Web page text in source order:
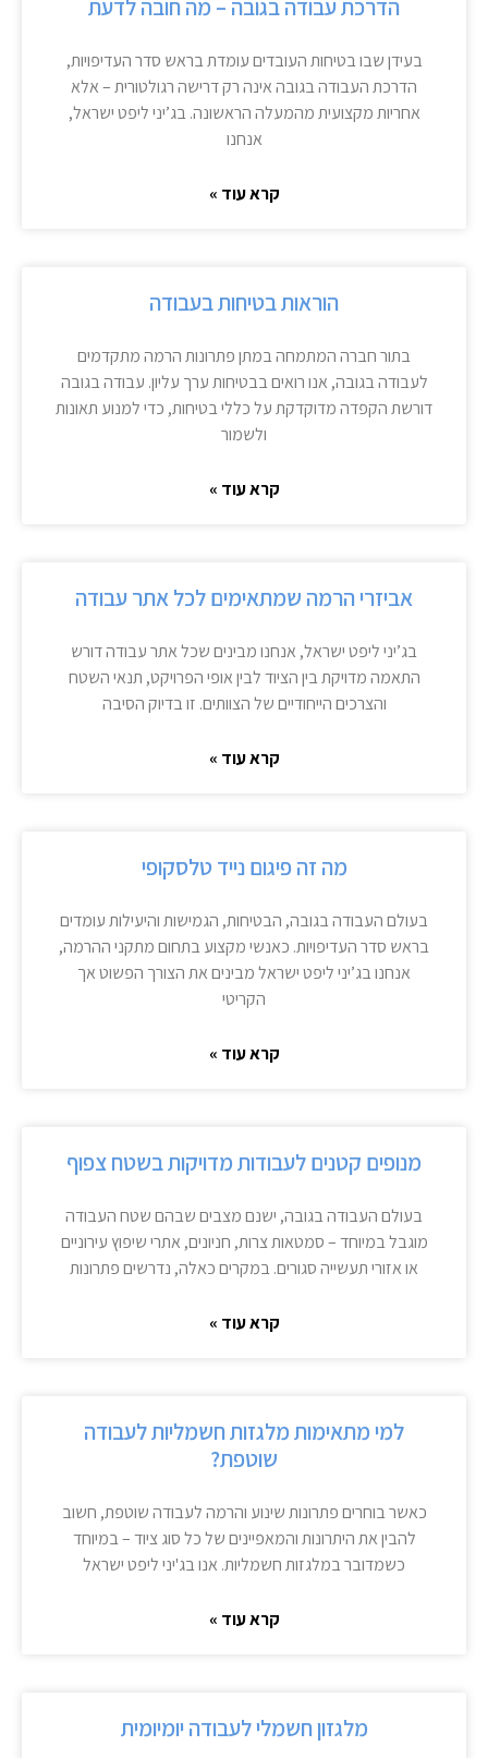
הדרכת עבודה בגובה – מה חובה לדעת
בעידן שבו בטיחות העובדים עומדת בראש סדר העדיפויות,
הדרכת העבודה בגובה אינה רק דרישה רגולטורית – אלא
אחריות מקצועית מהמעלה הראשונה. בג’יני ליפט ישראל,
אנחנו
קרא עוד »
הוראות בטיחות בעבודה
בתור חברה המתמחה במתן פתרונות הרמה מתקדמים
לעבודה בגובה, אנו רואים בבטיחות ערך עליון. עבודה בגובה
דורשת הקפדה מדוקדקת על כללי בטיחות, כדי למנוע תאונות
ולשמור
קרא עוד »
אביזרי הרמה שמתאימים לכל אתר עבודה
בג’יני ליפט ישראל, אנחנו מבינים שכל אתר עבודה דורש
התאמה מדויקת בין הציוד לבין אופי הפרויקט, תנאי השטח
והצרכים הייחודיים של הצוותים. זו בדיוק הסיבה
קרא עוד »
מה זה פיגום נייד טלסקופי
בעולם העבודה בגובה, הבטיחות, הגמישות והיעילות עומדים
בראש סדר העדיפויות. כאנשי מקצוע בתחום מתקני ההרמה,
אנחנו בג’יני ליפט ישראל מבינים את הצורך הפשוט אך
הקריטי
קרא עוד »
מנופים קטנים לעבודות מדויקות בשטח צפוף
בעולם העבודה בגובה, ישנם מצבים שבהם שטח העבודה
מוגבל במיוחד – סמטאות צרות, חניונים, אתרי שיפוץ עירוניים
או אזורי תעשייה סגורים. במקרים כאלה, נדרשים פתרונות
קרא עוד »
למי מתאימות מלגזות חשמליות לעבודה
שוטפת?
כאשר בוחרים פתרונות שינוע והרמה לעבודה שוטפת, חשוב
להבין את היתרונות והמאפיינים של כל סוג ציוד – במיוחד
כשמדובר במלגזות חשמליות. אנו בג'יני ליפט ישראל
קרא עוד »
מלגזון חשמלי לעבודה יומיומית